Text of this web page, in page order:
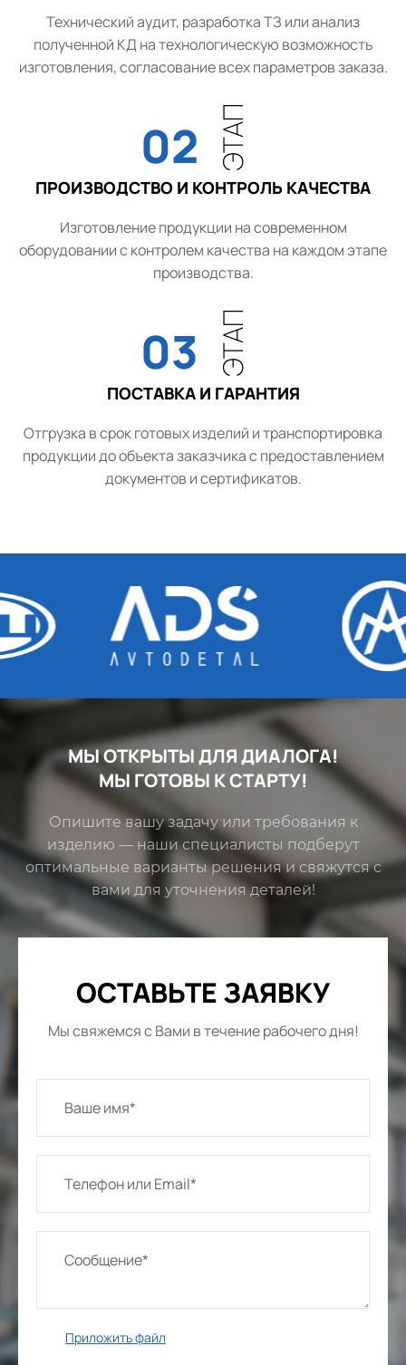
Технический аудит, разработка ТЗ или анализ
полученной КД на технологическую возможность
изготовления, согласование всех параметров заказа.
02 ЭТАП
ПРОИЗВОДСТВО И КОНТРОЛЬ КАЧЕСТВА
Изготовление продукции на современном
оборудовании с контролем качества на каждом этапе
производства.
03 ЭТАП
ПОСТАВКА И ГАРАНТИЯ
Отгрузка в срок готовых изделий и транспортировка
продукции до объекта заказчика с предоставлением
документов и сертификатов.
ОСТАВЬТЕ ЗАЯВКУ
Мы свяжемся с Вами в течение рабочего дня!
Приложить файл
МЫ ОТКРЫТЫ ДЛЯ ДИАЛОГА!
МЫ ГОТОВЫ К СТАРТУ!
Опишите вашу задачу или требования к
изделию — наши специалисты подберут
оптимальные варианты решения и свяжутся с
вами для уточнения деталей!